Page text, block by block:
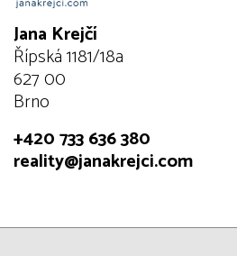
Jana Krejčí
Řípská 1181/18a
627 00
Brno
+420 733 636 380
reality@janakrejci.com